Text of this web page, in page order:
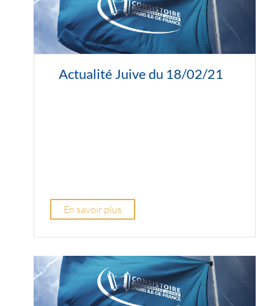
Actualité Juive du 18/02/21
En savoir plus